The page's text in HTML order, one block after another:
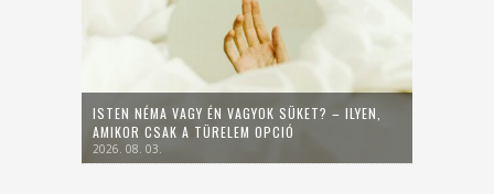
ISTEN NÉMA VAGY ÉN VAGYOK SÜKET? – ILYEN,
AMIKOR CSAK A TÜRELEM OPCIÓ
2026. 08. 03.